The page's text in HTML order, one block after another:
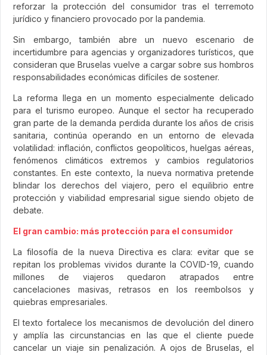
reforzar la protección del consumidor tras el terremoto
jurídico y financiero provocado por la pandemia.
Sin embargo, también abre un nuevo escenario de
incertidumbre para agencias y organizadores turísticos, que
consideran que Bruselas vuelve a cargar sobre sus hombros
responsabilidades económicas difíciles de sostener.
La reforma llega en un momento especialmente delicado
para el turismo europeo. Aunque el sector ha recuperado
gran parte de la demanda perdida durante los años de crisis
sanitaria, continúa operando en un entorno de elevada
volatilidad: inflación, conflictos geopolíticos, huelgas aéreas,
fenómenos climáticos extremos y cambios regulatorios
constantes. En este contexto, la nueva normativa pretende
blindar los derechos del viajero, pero el equilibrio entre
protección y viabilidad empresarial sigue siendo objeto de
debate.
El gran cambio: más protección para el consumidor
La filosofía de la nueva Directiva es clara: evitar que se
repitan los problemas vividos durante la COVID-19, cuando
millones de viajeros quedaron atrapados entre
cancelaciones masivas, retrasos en los reembolsos y
quiebras empresariales.
El texto fortalece los mecanismos de devolución del dinero
y amplía las circunstancias en las que el cliente puede
cancelar un viaje sin penalización. A ojos de Bruselas, el